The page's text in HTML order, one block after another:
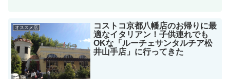
オススメ店
コストコ京都八幡店のお帰りに最
適なイタリアン！子供連れでも
OKな「ルーチェサンタルチア松
井山手店」に行ってきた